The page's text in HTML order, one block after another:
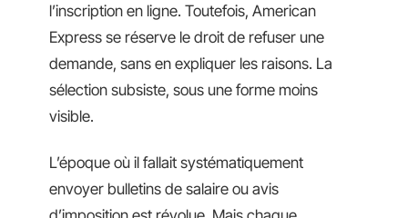
l’inscription en ligne. Toutefois, American
Express se réserve le droit de refuser une
demande, sans en expliquer les raisons. La
sélection subsiste, sous une forme moins
visible.
L’époque où il fallait systématiquement
envoyer bulletins de salaire ou avis